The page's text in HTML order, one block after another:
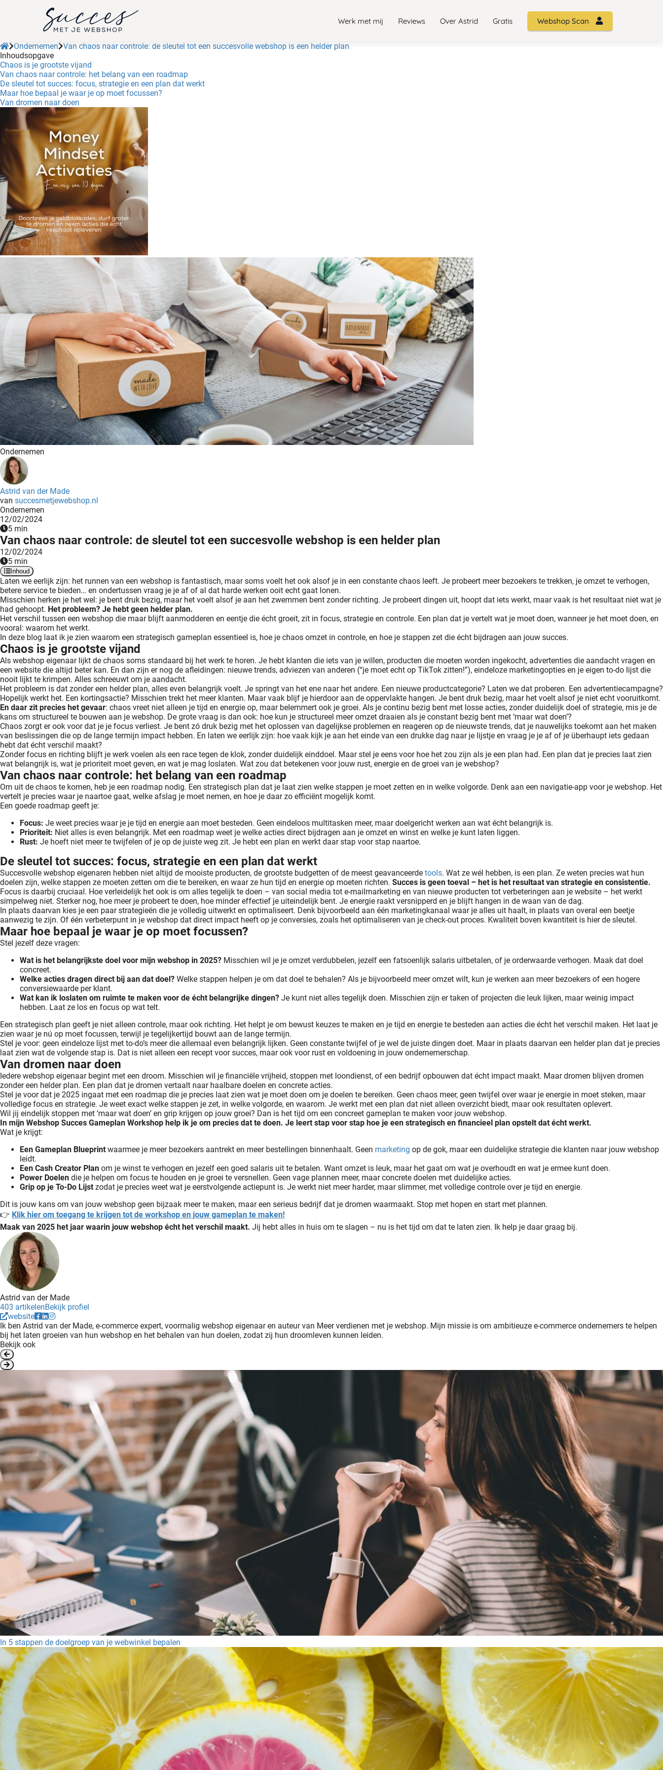
Werk met mij Reviews Over Astrid Gratis Webshop Scan
Ondernemen Van chaos naar controle: de sleutel tot een succesvolle webshop is een helder plan
Inhoudsopgave
Chaos is je grootste vijand
Van chaos naar controle: het belang van een roadmap
De sleutel tot succes: focus, strategie en een plan dat werkt
Maar hoe bepaal je waar je op moet focussen?
Van dromen naar doen
Ondernemen
Astrid van der Made
van succesmetjewebshop.nl
Ondernemen
12/02/2024
5 min
Van chaos naar controle: de sleutel tot een succesvolle webshop is een helder plan
12/02/2024
5 min
Inhoud
Laten we eerlijk zijn: het runnen van een webshop is fantastisch, maar soms voelt het ook alsof je in een constante chaos leeft. Je probeert meer bezoekers te trekken, je omzet te verhogen,
betere service te bieden… en ondertussen vraag je je af of al dat harde werken ooit echt gaat lonen.
Misschien herken je het wel: je bent druk bezig, maar het voelt alsof je aan het zwemmen bent zonder richting. Je probeert dingen uit, hoopt dat iets werkt, maar vaak is het resultaat niet wat je
had gehoopt. Het probleem? Je hebt geen helder plan.
Het verschil tussen een webshop die maar blijft aanmodderen en eentje die écht groeit, zit in focus, strategie en controle. Een plan dat je vertelt wat je moet doen, wanneer je het moet doen, en
vooral: waarom het werkt.
In deze blog laat ik je zien waarom een strategisch gameplan essentieel is, hoe je chaos omzet in controle, en hoe je stappen zet die écht bijdragen aan jouw succes.
Chaos is je grootste vijand
Als webshop eigenaar lijkt de chaos soms standaard bij het werk te horen. Je hebt klanten die iets van je willen, producten die moeten worden ingekocht, advertenties die aandacht vragen en
een website die altijd beter kan. En dan zijn er nog de afleidingen: nieuwe trends, adviezen van anderen (“je moet echt op TikTok zitten!”), eindeloze marketingopties en je eigen to-do lijst die
nooit lijkt te krimpen. Alles schreeuwt om je aandacht.
Het probleem is dat zonder een helder plan, alles even belangrijk voelt. Je springt van het ene naar het andere. Een nieuwe productcategorie? Laten we dat proberen. Een advertentiecampagne?
Hopelijk werkt het. Een kortingsactie? Misschien trekt het meer klanten. Maar vaak blijf je hierdoor aan de oppervlakte hangen. Je bent druk bezig, maar het voelt alsof je niet echt vooruitkomt.
En daar zit precies het gevaar: chaos vreet niet alleen je tijd en energie op, maar belemmert ook je groei. Als je continu bezig bent met losse acties, zonder duidelijk doel of strategie, mis je de
kans om structureel te bouwen aan je webshop. De grote vraag is dan ook: hoe kun je structureel meer omzet draaien als je constant bezig bent met ‘maar wat doen’?
Chaos zorgt er ook voor dat je je focus verliest. Je bent zó druk bezig met het oplossen van dagelijkse problemen en reageren op de nieuwste trends, dat je nauwelijks toekomt aan het maken
van beslissingen die op de lange termijn impact hebben. En laten we eerlijk zijn: hoe vaak kijk je aan het einde van een drukke dag naar je lijstje en vraag je je af of je überhaupt iets gedaan
hebt dat écht verschil maakt?
Zonder focus en richting blijft je werk voelen als een race tegen de klok, zonder duidelijk einddoel. Maar stel je eens voor hoe het zou zijn als je een plan had. Een plan dat je precies laat zien
wat belangrijk is, wat je prioriteit moet geven, en wat je mag loslaten. Wat zou dat betekenen voor jouw rust, energie en de groei van je webshop?
Van chaos naar controle: het belang van een roadmap
Om uit de chaos te komen, heb je een roadmap nodig. Een strategisch plan dat je laat zien welke stappen je moet zetten en in welke volgorde. Denk aan een navigatie-app voor je webshop. Het
vertelt je precies waar je naartoe gaat, welke afslag je moet nemen, en hoe je daar zo efficiënt mogelijk komt.
Een goede roadmap geeft je:
Focus: Je weet precies waar je je tijd en energie aan moet besteden. Geen eindeloos multitasken meer, maar doelgericht werken aan wat écht belangrijk is.
Prioriteit: Niet alles is even belangrijk. Met een roadmap weet je welke acties direct bijdragen aan je omzet en winst en welke je kunt laten liggen.
Rust: Je hoeft niet meer te twijfelen of je op de juiste weg zit. Je hebt een plan en werkt daar stap voor stap naartoe.
De sleutel tot succes: focus, strategie en een plan dat werkt
Succesvolle webshop eigenaren hebben niet altijd de mooiste producten, de grootste budgetten of de meest geavanceerde tools. Wat ze wél hebben, is een plan. Ze weten precies wat hun
doelen zijn, welke stappen ze moeten zetten om die te bereiken, en waar ze hun tijd en energie op moeten richten. Succes is geen toeval – het is het resultaat van strategie en consistentie.
Focus is daarbij cruciaal. Hoe verleidelijk het ook is om alles tegelijk te doen – van social media tot e-mailmarketing en van nieuwe producten tot verbeteringen aan je website – het werkt
simpelweg niet. Sterker nog, hoe meer je probeert te doen, hoe minder effectief je uiteindelijk bent. Je energie raakt versnipperd en je blijft hangen in de waan van de dag.
In plaats daarvan kies je een paar strategieën die je volledig uitwerkt en optimaliseert. Denk bijvoorbeeld aan één marketingkanaal waar je alles uit haalt, in plaats van overal een beetje
aanwezig te zijn. Of één verbeterpunt in je webshop dat direct impact heeft op je conversies, zoals het optimaliseren van je check-out proces. Kwaliteit boven kwantiteit is hier de sleutel.
Maar hoe bepaal je waar je op moet focussen?
Stel jezelf deze vragen:
Wat is het belangrijkste doel voor mijn webshop in 2025? Misschien wil je je omzet verdubbelen, jezelf een fatsoenlijk salaris uitbetalen, of je orderwaarde verhogen. Maak dat doel
concreet.
Welke acties dragen direct bij aan dat doel? Welke stappen helpen je om dat doel te behalen? Als je bijvoorbeeld meer omzet wilt, kun je werken aan meer bezoekers of een hogere
conversiewaarde per klant.
Wat kan ik loslaten om ruimte te maken voor de écht belangrijke dingen? Je kunt niet alles tegelijk doen. Misschien zijn er taken of projecten die leuk lijken, maar weinig impact
hebben. Laat ze los en focus op wat telt.
Een strategisch plan geeft je niet alleen controle, maar ook richting. Het helpt je om bewust keuzes te maken en je tijd en energie te besteden aan acties die écht het verschil maken. Het laat je
zien waar je nú op moet focussen, terwijl je tegelijkertijd bouwt aan de lange termijn.
Stel je voor: geen eindeloze lijst met to-do’s meer die allemaal even belangrijk lijken. Geen constante twijfel of je wel de juiste dingen doet. Maar in plaats daarvan een helder plan dat je precies
laat zien wat de volgende stap is. Dat is niet alleen een recept voor succes, maar ook voor rust en voldoening in jouw ondernemerschap.
Van dromen naar doen
Iedere webshop eigenaar begint met een droom. Misschien wil je financiële vrijheid, stoppen met loondienst, of een bedrijf opbouwen dat écht impact maakt. Maar dromen blijven dromen
zonder een helder plan. Een plan dat je dromen vertaalt naar haalbare doelen en concrete acties.
Stel je voor dat je 2025 ingaat met een roadmap die je precies laat zien wat je moet doen om je doelen te bereiken. Geen chaos meer, geen twijfel over waar je energie in moet steken, maar
volledige focus en strategie. Je weet exact welke stappen je zet, in welke volgorde, en waarom. Je werkt met een plan dat niet alleen overzicht biedt, maar ook resultaten oplevert.
Wil jij eindelijk stoppen met ‘maar wat doen’ en grip krijgen op jouw groei? Dan is het tijd om een concreet gameplan te maken voor jouw webshop.
In mijn Webshop Succes Gameplan Workshop help ik je om precies dat te doen. Je leert stap voor stap hoe je een strategisch en financieel plan opstelt dat écht werkt.
Wat je krijgt:
Een Gameplan Blueprint waarmee je meer bezoekers aantrekt en meer bestellingen binnenhaalt. Geen marketing op de gok, maar een duidelijke strategie die klanten naar jouw webshop
leidt.
Een Cash Creator Plan om je winst te verhogen en jezelf een goed salaris uit te betalen. Want omzet is leuk, maar het gaat om wat je overhoudt en wat je ermee kunt doen.
Power Doelen die je helpen om focus te houden en je groei te versnellen. Geen vage plannen meer, maar concrete doelen met duidelijke acties.
Grip op je To-Do Lijst zodat je precies weet wat je eerstvolgende actiepunt is. Je werkt niet meer harder, maar slimmer, met volledige controle over je tijd en energie.
Dit is jouw kans om van jouw webshop geen bijzaak meer te maken, maar een serieus bedrijf dat je dromen waarmaakt. Stop met hopen en start met plannen.
👉 Klik hier om toegang te krijgen tot de workshop en jouw gameplan te maken!
Maak van 2025 het jaar waarin jouw webshop écht het verschil maakt. Jij hebt alles in huis om te slagen – nu is het tijd om dat te laten zien. Ik help je daar graag bij.
Astrid van der Made
403 artikelenBekijk profiel
website
Ik ben Astrid van der Made, e-commerce expert, voormalig webshop eigenaar en auteur van Meer verdienen met je webshop. Mijn missie is om ambitieuze e-commerce ondernemers te helpen
bij het laten groeien van hun webshop en het behalen van hun doelen, zodat zij hun droomleven kunnen leiden.
Bekijk ook
In 5 stappen de doelgroep van je webwinkel bepalen